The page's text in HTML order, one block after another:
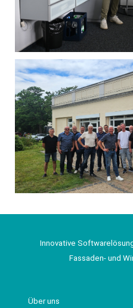
Innovative
Fassaden- und
Über uns